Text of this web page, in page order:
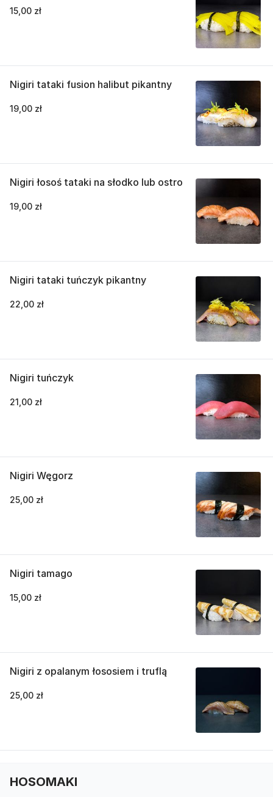
15,00 zł
Nigiri tataki fusion halibut pikantny
19,00 zł
Nigiri łosoś tataki na słodko lub ostro
19,00 zł
Nigiri tataki tuńczyk pikantny
22,00 zł
Nigiri tuńczyk
21,00 zł
Nigiri Węgorz
25,00 zł
Nigiri tamago
15,00 zł
Nigiri z opalanym łososiem i truflą
25,00 zł
HOSOMAKI